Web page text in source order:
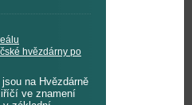
hvězdárny po
na Hvězdárně
ve znamení